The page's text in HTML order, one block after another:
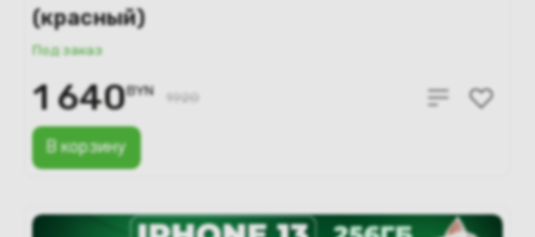
(красный)
Под заказ
В корзину
1 640BYN 1920